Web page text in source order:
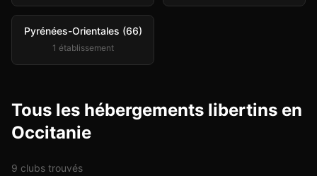
Pyrénées-Orientales (66)
1 établissement
Tous les hébergements libertins en
Occitanie
9 clubs trouvés